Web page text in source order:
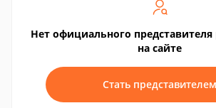
Нет официального представителя
на сайте
Стать представителем